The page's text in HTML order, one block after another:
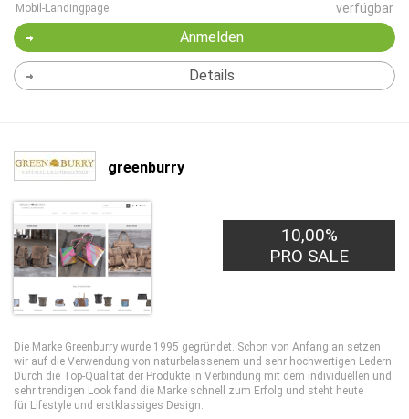
Mobil-Landingpage verfügbar
Anmelden
Details
greenburry
10,00%
PRO SALE
Die Marke Greenburry wurde 1995 gegründet. Schon von Anfang an setzen
wir auf die Verwendung von naturbelassenem und sehr hochwertigen Ledern.
Durch die Top-Qualität der Produkte in Verbindung mit dem individuellen und
sehr trendigen Look fand die Marke schnell zum Erfolg und steht heute
für Lifestyle und erstklassiges Design.